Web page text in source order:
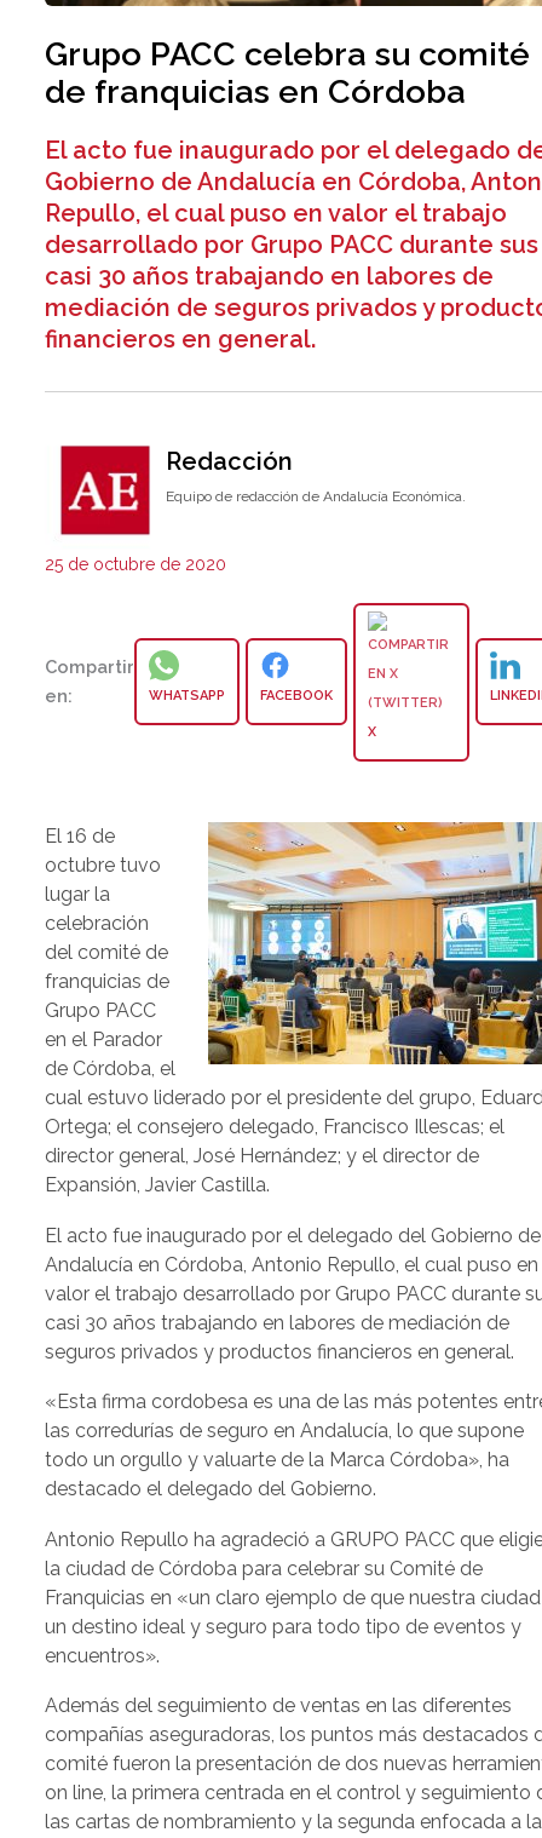
Grupo PACC celebra su comité
de franquicias en Córdoba
El acto fue inaugurado por el delegado
Gobierno de Andalucía en Córdoba,
Repullo, el cual puso en valor el trabajo
desarrollado por Grupo PACC durante sus
casi 30 años trabajando en labores de
mediación de seguros privados y
financieros en general.
Redacción
Equipo de redacción de Andalucía Económica.
25 de octubre de 2020
Compartir
en:
WHATSAPP FACEBOOK
X
El 16 de
octubre tuvo
lugar la
celebración
del comité de
franquicias de
Grupo PACC
en el Parador
de Córdoba, el
cual estuvo liderado por el presidente del grupo,
Ortega; el consejero delegado, Francisco Illescas; el
director general, José Hernández; y el director de
Expansión, Javier Castilla.
El acto fue inaugurado por el delegado del Gobierno de
Andalucía en Córdoba, Antonio Repullo, el cual puso en
valor el trabajo desarrollado por Grupo PACC durante
casi 30 años trabajando en labores de mediación de
seguros privados y productos financieros en general.
«Esta firma cordobesa es una de las más potentes
las corredurías de seguro en Andalucía, lo que supone
todo un orgullo y valuarte de la Marca Córdoba», ha
destacado el delegado del Gobierno.
Antonio Repullo ha agradeció a GRUPO PACC que
la ciudad de Córdoba para celebrar su Comité de
Franquicias en «un claro ejemplo de que nuestra
un destino ideal y seguro para todo tipo de eventos y
encuentros».
Además del seguimiento de ventas en las diferentes
compañías aseguradoras, los puntos más destacados
comité fueron la presentación de dos nuevas
on line, la primera centrada en el control y seguimiento
las cartas de nombramiento y la segunda enfocada a la